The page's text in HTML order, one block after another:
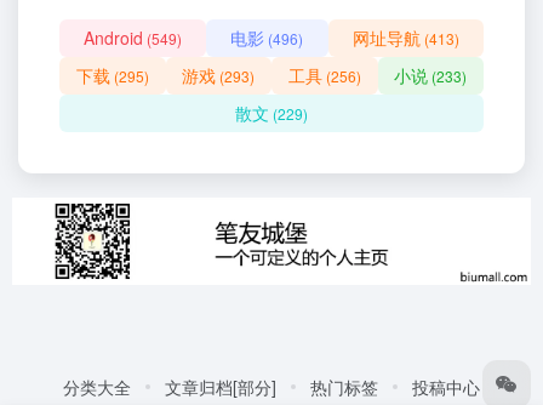
Android (549) 电影 (496) 网址导航 (413)
下载 (295) 游戏 (293) 工具(256) 小说 (233)
散文 (229)
分类大全 文章归档[部分] 热门标签 投稿中心